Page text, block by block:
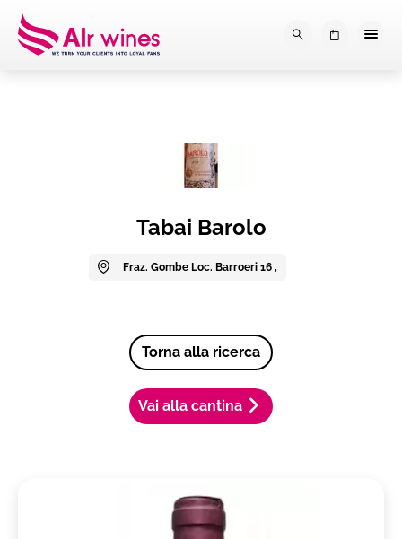
Dalla loro vendemmia, alla
Tabai Barolo
Fraz. Gombe Loc. Barroeri 16 ,
Torna alla ricerca
Vai alla cantina